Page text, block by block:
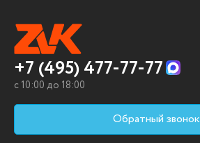
+7 (495) 477-77-77
c 10:00 до 18:00
Обратный звонок